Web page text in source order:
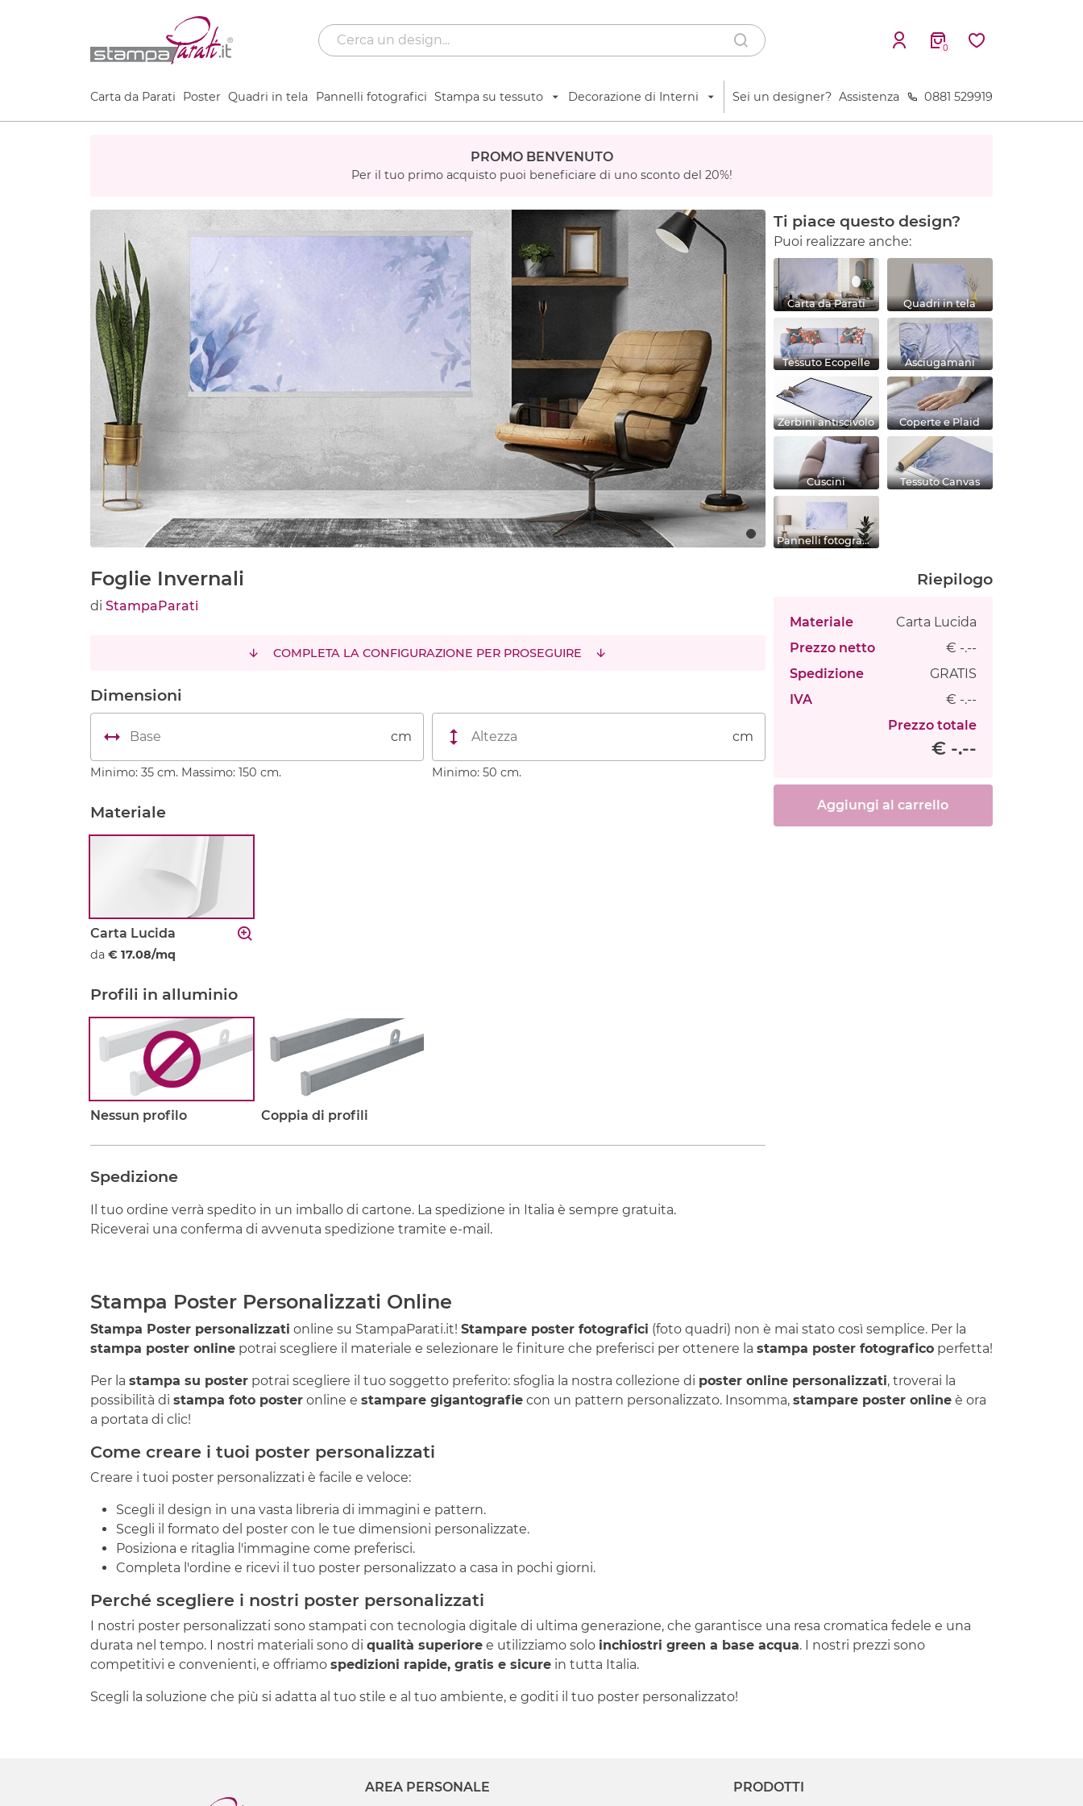
0
Carta da Parati Poster Quadri in tela Pannelli fotografici Stampa su tessuto Decorazione di Interni Sei un designer? Assistenza 0881 529919
PROMO BENVENUTO
Per il tuo primo acquisto puoi beneficiare di uno sconto del 20%!
Ti piace questo design?
Puoi realizzare anche:
Carta da Parati Quadri in tela
Tessuto Ecopelle Asciugamani
Zerbini antiscivolo Coperte e Plaid
Cuscini Tessuto Canvas
Pannelli fotografici
Foglie Invernali
di StampaParati
COMPLETA LA CONFIGURAZIONE PER PROSEGUIRE
Dimensioni
cm
Minimo: 35 cm. Massimo: 150 cm.
cm
Minimo: 50 cm.
Materiale
Carta Lucida
da € 17.08/mq
Profili in alluminio
Nessun profilo Coppia di profili
Spedizione
Il tuo ordine verrà spedito in un imballo di cartone. La spedizione in Italia è sempre gratuita.
Riceverai una conferma di avvenuta spedizione tramite e-mail.
Riepilogo
Materiale
Carta Lucida
Prezzo netto
€ -.--
Spedizione
GRATIS
IVA
€ -.--
Prezzo totale
€ -.--
Aggiungi al carrello
Stampa Poster Personalizzati Online
Stampa Poster personalizzati online su StampaParati.it! Stampare poster fotografici (foto quadri) non è mai stato così semplice. Per la
stampa poster online potrai scegliere il materiale e selezionare le finiture che preferisci per ottenere la stampa poster fotografico perfetta!
Per la stampa su poster potrai scegliere il tuo soggetto preferito: sfoglia la nostra collezione di poster online personalizzati, troverai la
possibilità di stampa foto poster online e stampare gigantografie con un pattern personalizzato. Insomma, stampare poster online è ora
a portata di clic!
Come creare i tuoi poster personalizzati
Creare i tuoi poster personalizzati è facile e veloce:
Scegli il design in una vasta libreria di immagini e pattern.
Scegli il formato del poster con le tue dimensioni personalizzate.
Posiziona e ritaglia l'immagine come preferisci.
Completa l'ordine e ricevi il tuo poster personalizzato a casa in pochi giorni.
Perché scegliere i nostri poster personalizzati
I nostri poster personalizzati sono stampati con tecnologia digitale di ultima generazione, che garantisce una resa cromatica fedele e una
durata nel tempo. I nostri materiali sono di qualità superiore e utilizziamo solo inchiostri green a base acqua. I nostri prezzi sono
competitivi e convenienti, e offriamo spedizioni rapide, gratis e sicure in tutta Italia.
Scegli la soluzione che più si adatta al tuo stile e al tuo ambiente, e goditi il tuo poster personalizzato!
AREA PERSONALE PRODOTTI